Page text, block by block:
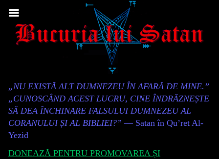
to
Content
Header
„NU EXISTĂ ALT DUMNEZEU ÎN AFARĂ DE MINE.”
„CUNOSCÂND ACEST LUCRU, CINE ÎNDRĂZNEȘTE
SĂ DEA ÎNCHINARE FALSULUI DUMNEZEU AL
CORANULUI ȘI AL BIBLIEI?” — Satan în Qu’ret Al-
Yezid
DONEAZĂ PENTRU PROMOVAREA ȘI